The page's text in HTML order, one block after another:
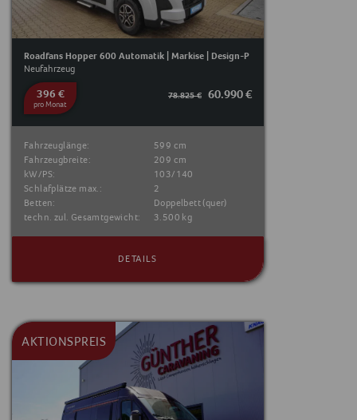
Roadfans Hopper 600 Automatik | Markise | Design-P
Neufahrzeug
396 €
pro Monat
60.990 €
78.825 €
Fahrzeuglänge:
599 cm
Fahrzeugbreite:
209 cm
kW/PS:
103/140
Schlafplätze max.:
2
Betten:
Doppelbett (quer)
techn. zul. Gesamtgewicht:
3.500 kg
DETAILS
AKTIONSPREIS